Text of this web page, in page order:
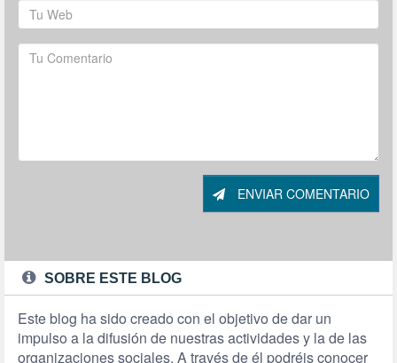
ENVIAR COMENTARIO
SOBRE ESTE BLOG
Este blog ha sido creado con el objetivo de dar un
impulso a la difusión de nuestras actividades y la de las
organizaciones sociales. A través de él podréis conocer